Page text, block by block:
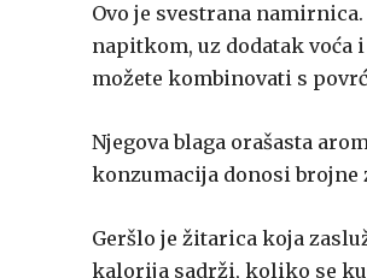
Ovo je svestrana
napitkom, uz dodatak voća
možete kombinovati s
Njegova blaga orašasta
konzumacija donosi brojne
Geršlo je žitarica koja
kalorija sadrži, koliko se